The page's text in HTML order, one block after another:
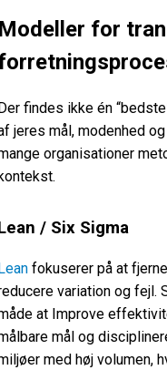
for
findes ikke én
jeres mål, modenhed
organisationer
/ Six Sigma
fokuserer på at
variation og fejl.
at Improve
mål og
med høj volumen,